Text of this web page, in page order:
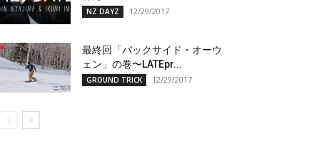
NZ DAYZ 12/29/2017
最終回「バックサイド・オーウ
ェン」の巻〜LATEpr...
GROUND TRICK 12/29/2017